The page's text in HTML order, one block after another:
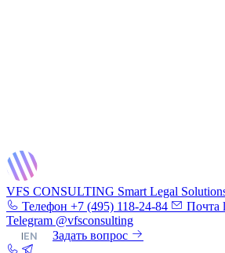
VFS CONSULTING Smart Legal
Телефон +7 (495) 118-24-84 Почта
Telegram @vfsconsulting
|EN Задать вопрос